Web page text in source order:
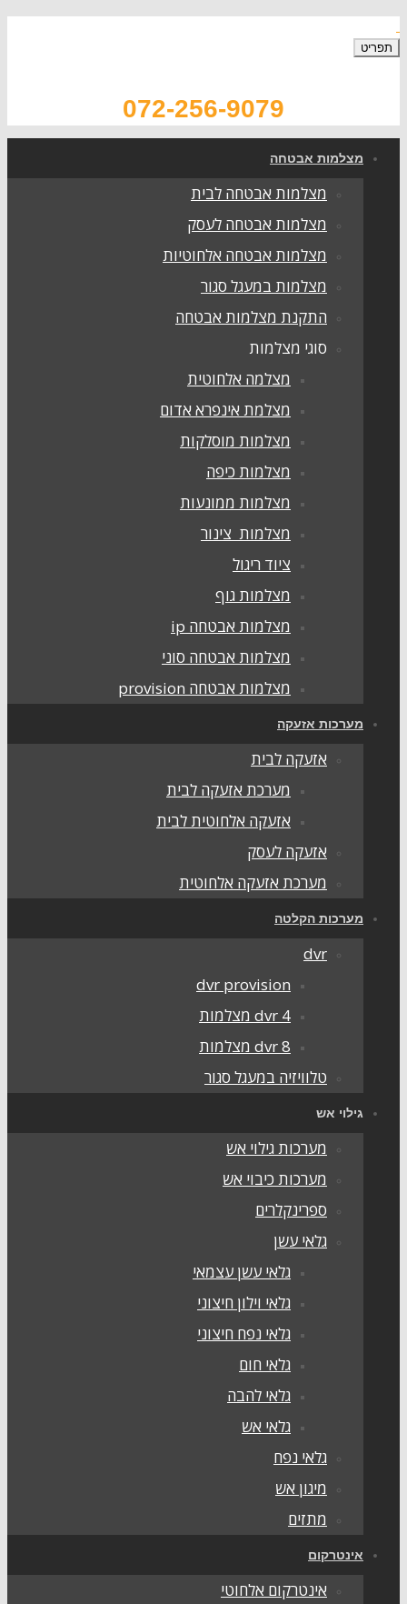
072-256-9079
אבטחה
מצלמות אבטחה לבית
מצלמות אבטחה לעסק
מצלמות אבטחה אלחוטיות
מצלמות במעגל סגור
התקנת מצלמות אבטחה
סוגי מצלמות
מצלמה אלחוטית
מצלמת אינפרא אדום
מצלמות מוסלקות
מצלמות כיפה
מצלמות ממונעות
מצלמות צינור
ציוד ריגול
מצלמות גוף
מצלמות אבטחה ip
מצלמות אבטחה סוני
מצלמות אבטחה provision
אזעקה
אזעקה לבית
מערכת אזעקה לבית
אזעקה אלחוטית לבית
אזעקה לעסק
מערכת אזעקה אלחוטית
הקלטה
dvr provision
dvr 4 מצלמות
dvr 8 מצלמות
טלוויזיה במעגל סגור
אש
מערכות גילוי אש
מערכות כיבוי אש
ספרינקלרים
גלאי עשן
גלאי עשן עצמאי
גלאי וילון חיצוני
גלאי נפח חיצוני
גלאי חום
גלאי להבה
גלאי אש
גלאי נפח
מיגון אש
אינטרקום אלחוטי